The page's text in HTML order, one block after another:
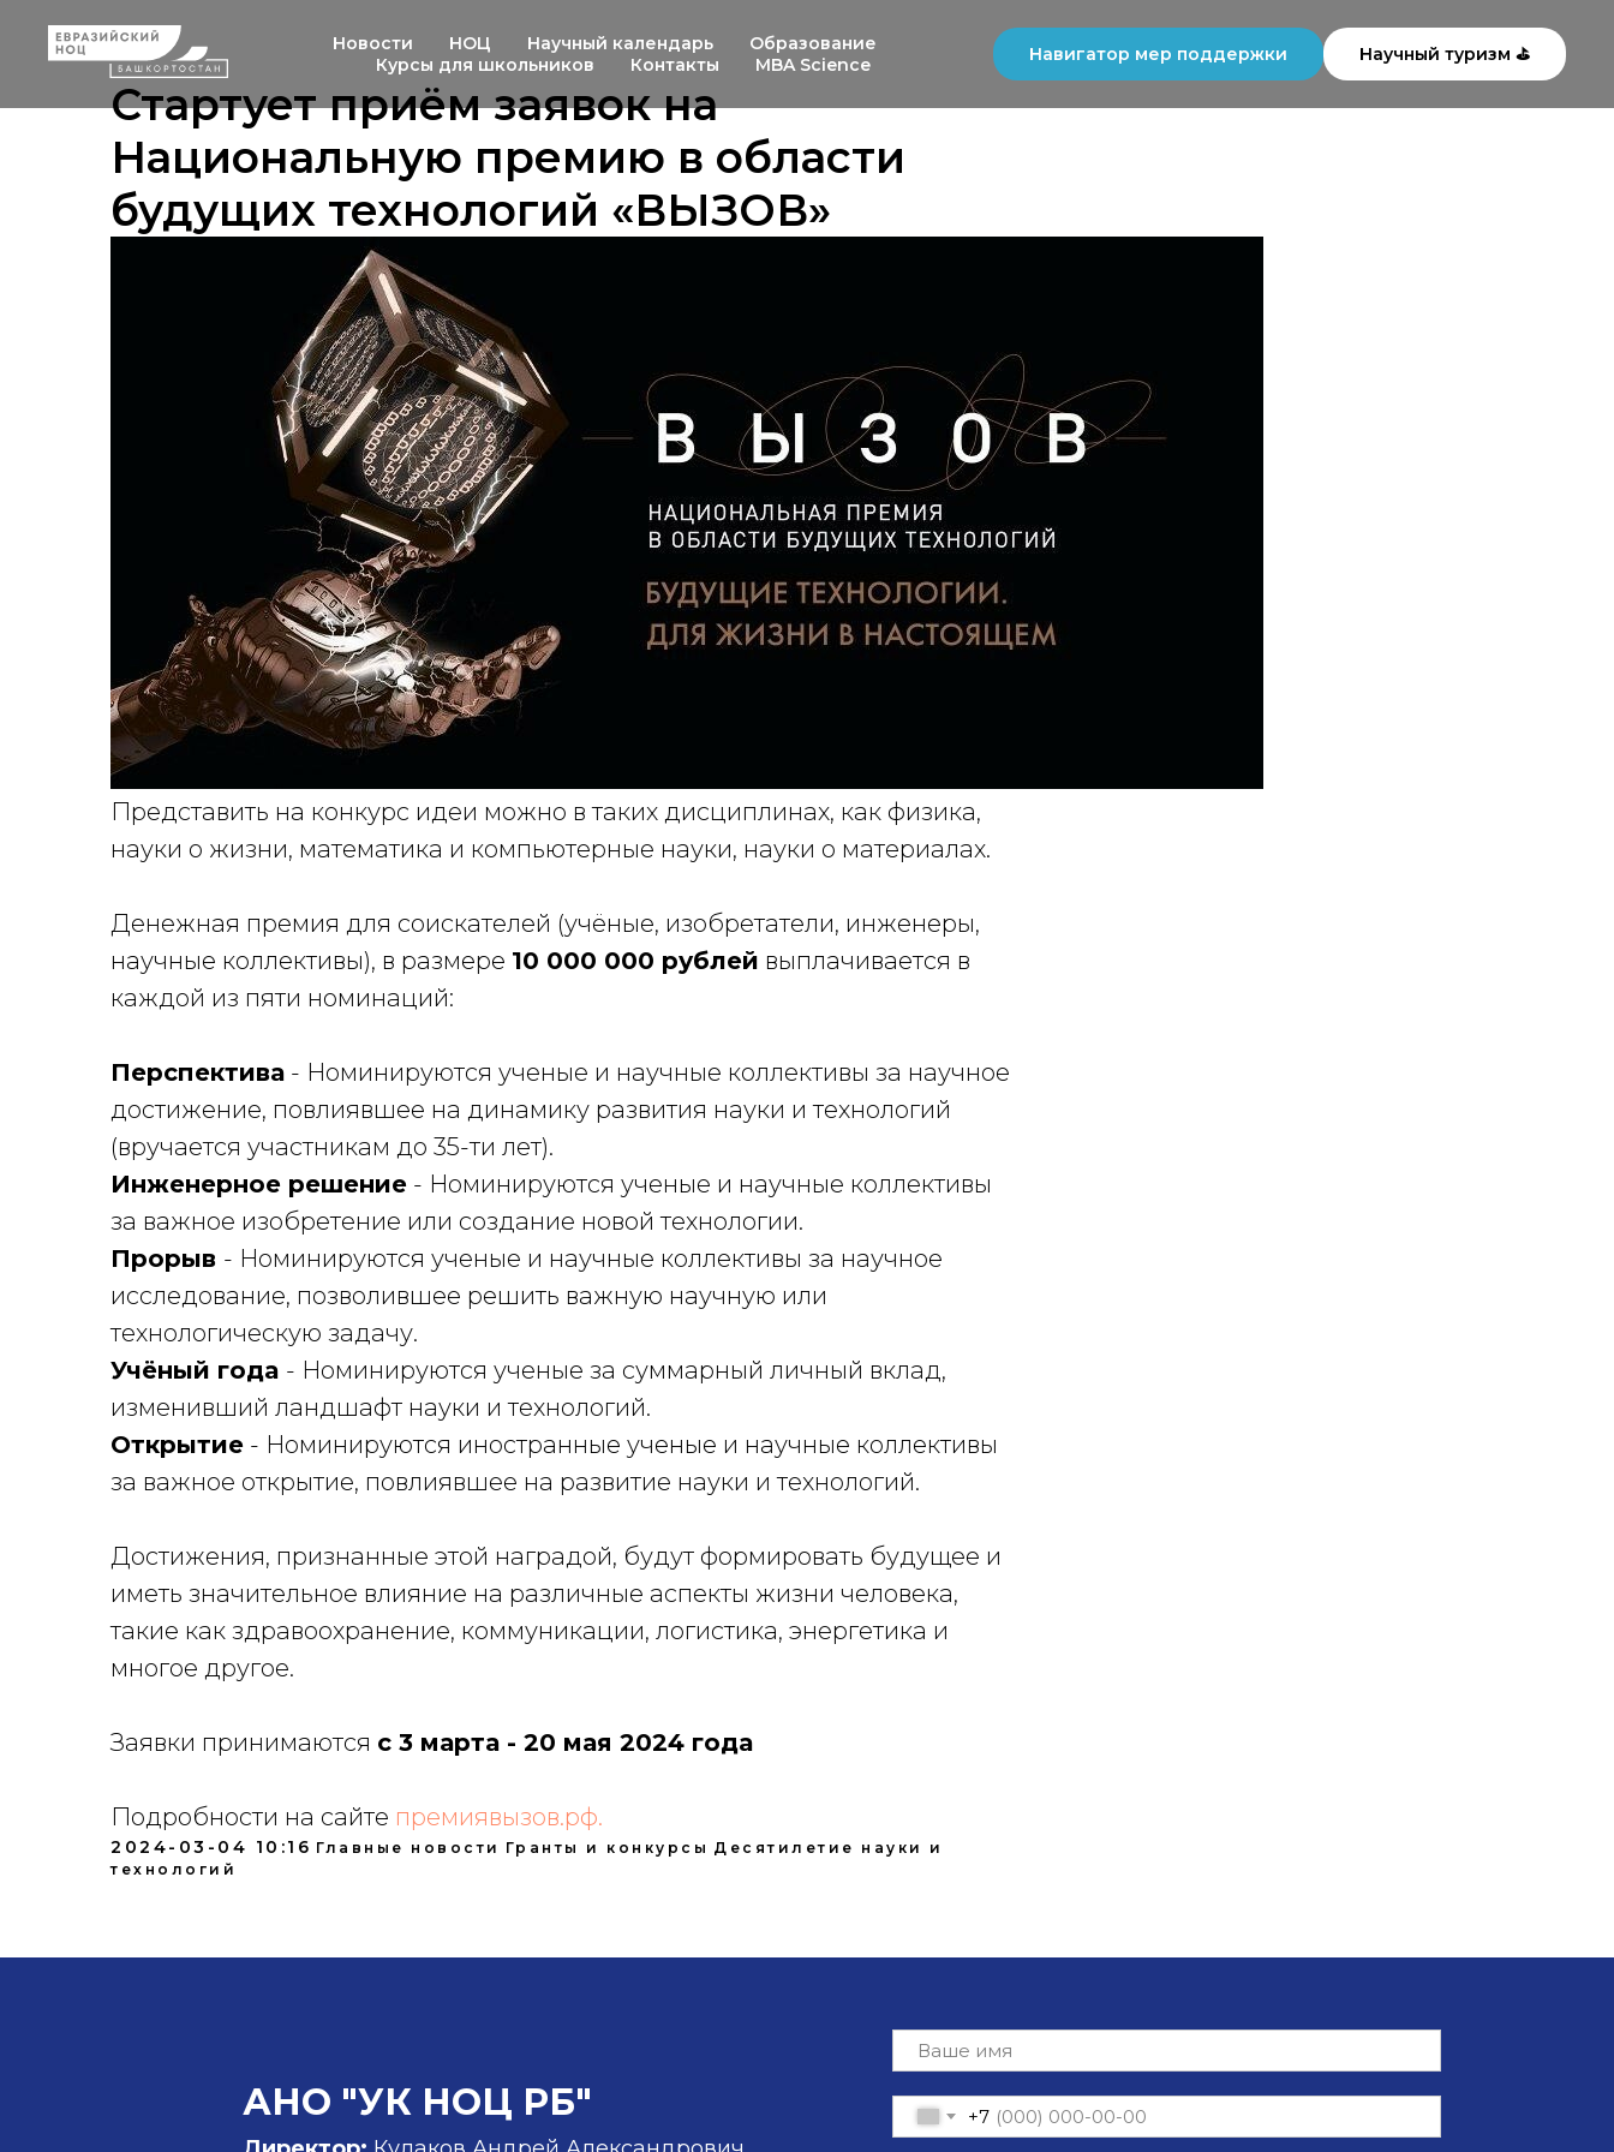
Новости НОЦ Научный календарь
Образование
Курсы для школьников
Контакты MBA Science
Навигатор мер поддержки Научный туризм ⛳
Стартует приём заявок на
Национальную премию в области
будущих технологий «ВЫЗОВ»
Представить на конкурс идеи можно в таких дисциплинах, как физика,
науки о жизни, математика и компьютерные науки, науки о материалах.
Денежная премия для соискателей (учёные, изобретатели, инженеры,
научные коллективы), в размере 10 000 000 рублей выплачивается в
каждой из пяти номинаций:
Перспектива - Номинируются ученые и научные коллективы за научное
достижение, повлиявшее на динамику развития науки и технологий
(вручается участникам до 35-ти лет).
Инженерное решение - Номинируются ученые и научные коллективы
за важное изобретение или создание новой технологии.
Прорыв - Номинируются ученые и научные коллективы за научное
исследование, позволившее решить важную научную или
технологическую задачу.
Учёный года - Номинируются ученые за суммарный личный вклад,
изменивший ландшафт науки и технологий.
Открытие - Номинируются иностранные ученые и научные коллективы
за важное открытие, повлиявшее на развитие науки и технологий.
Достижения, признанные этой наградой, будут формировать будущее и
иметь значительное влияние на различные аспекты жизни человека,
такие как здравоохранение, коммуникации, логистика, энергетика и
многое другое.
Заявки принимаются с 3 марта - 20 мая 2024 года
Подробности на сайте премиявызов.рф.
2024-03-04 10:16 Главные новости Гранты и конкурсы Десятилетие науки и
технологий
+7
АНО "УК НОЦ РБ"